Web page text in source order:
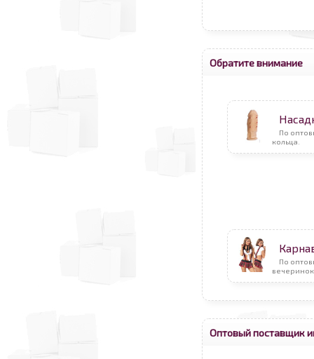
Обратите внимание
По
кольца.
По
Оптовый поставщик